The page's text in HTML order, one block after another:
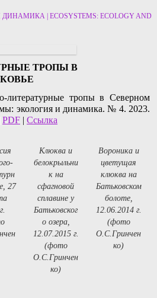
ТРОПЫ В
литературные тропы в Северном
экология и динамика. № 4. 2023.
PDF | Ссылка
27
Клюква и
белокрыльни
к на
сфагновой
сплавине у
Батьковског
о озера,
12.07.2015 г.
(фото
О.С.Гринчен
ко)
Вороника и
цветущая
клюква на
Батьковском
болоте,
12.06.2014 г.
(фото
О.С.Гринчен
ко)